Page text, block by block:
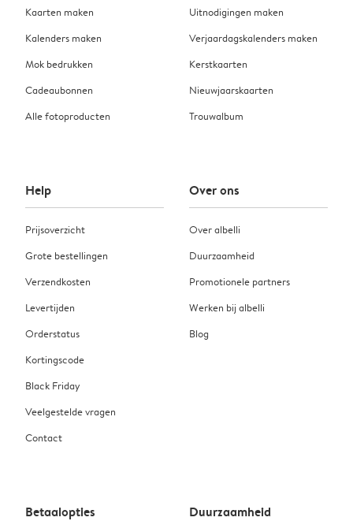
Kaarten maken
Kalenders maken
Mok bedrukken
Cadeaubonnen
Alle fotoproducten
Uitnodigingen maken
Verjaardagskalenders maken
Kerstkaarten
Nieuwjaarskaarten
Trouwalbum
Help
Prijsoverzicht
Grote bestellingen
Verzendkosten
Levertijden
Orderstatus
Kortingscode
Black Friday
Veelgestelde vragen
Contact
Over ons
Over albelli
Duurzaamheid
Promotionele partners
Werken bij albelli
Blog
Betaalopties Duurzaamheid